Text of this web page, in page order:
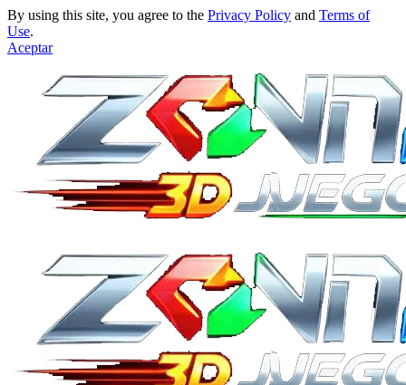
By using this site, you agree to the Privacy Policy and Terms of
Use.
Aceptar